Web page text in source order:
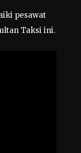
pesawat
Taksi ini.